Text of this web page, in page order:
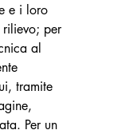
e i loro
rilievo; per
al
tramite
Per un